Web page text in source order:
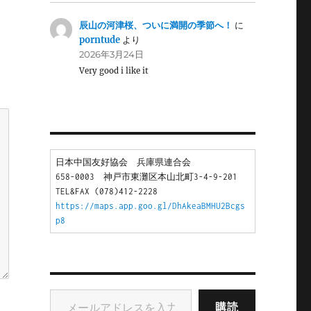
辰山の河津桜、ついに満開の季節へ！ に
porntude より
2026年3月24日
Very good i like it
日本中国友好協会　兵庫県連合会
658-0003　神戸市東灘区本山北町3-4-9-201
TEL&FAX (078)412-2228
https://maps.app.goo.gl/DhAkeaBMHU2Bcgs
p8
メールアドレスを入力...
購読